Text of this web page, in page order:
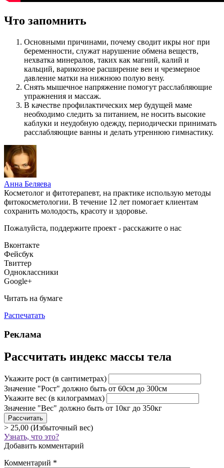
Что запомнить
Основными причинами, почему сводит икры ног при
беременности, служат нарушение обмена веществ,
нехватка минералов, таких как магний, калий и
кальций, варикозное расширение вен и чрезмерное
давление матки на нижнюю полую вену.
Снять мышечное напряжение помогут расслабляющие
упражнения и массаж.
В качестве профилактических мер будущей маме
необходимо следить за питанием, не носить высокие
каблуки и неудобную одежду, периодически принимать
расслабляющие ванны и делать утреннюю гимнастику.
Анна Беляева
Косметолог и фитотерапевт, на практике использую методы
фитокосметологии. В течение 12 лет помогает клиентам
сохранить молодость, красоту и здоровье.
Пожалуйста, поддержите проект - расскажите о нас
Вконтакте
Фейсбук
Твиттер
Одноклассники
Google+
Читать на бумаге
Распечатать
Реклама
Рассчитать индекс массы тела
Укажите рост (в сантиметрах)
Значение "Рост" должно быть от 60см до 300см
Укажите вес (в килограммах)
Значение "Вес" должно быть от 10кг до 350кг
> 25,00 (Избыточный вес)
Узнать, что это?
Добавить комментарий
Комментарий *